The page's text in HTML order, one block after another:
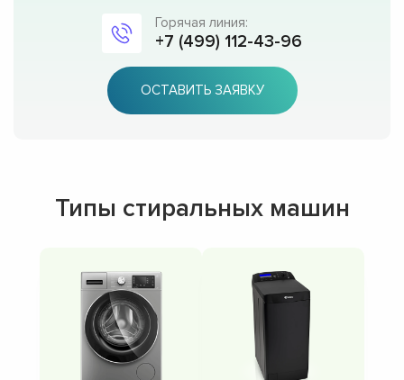
Горячая линия:
+7 (499) 112-43-96
ОСТАВИТЬ ЗАЯВКУ
Типы стиральных машин